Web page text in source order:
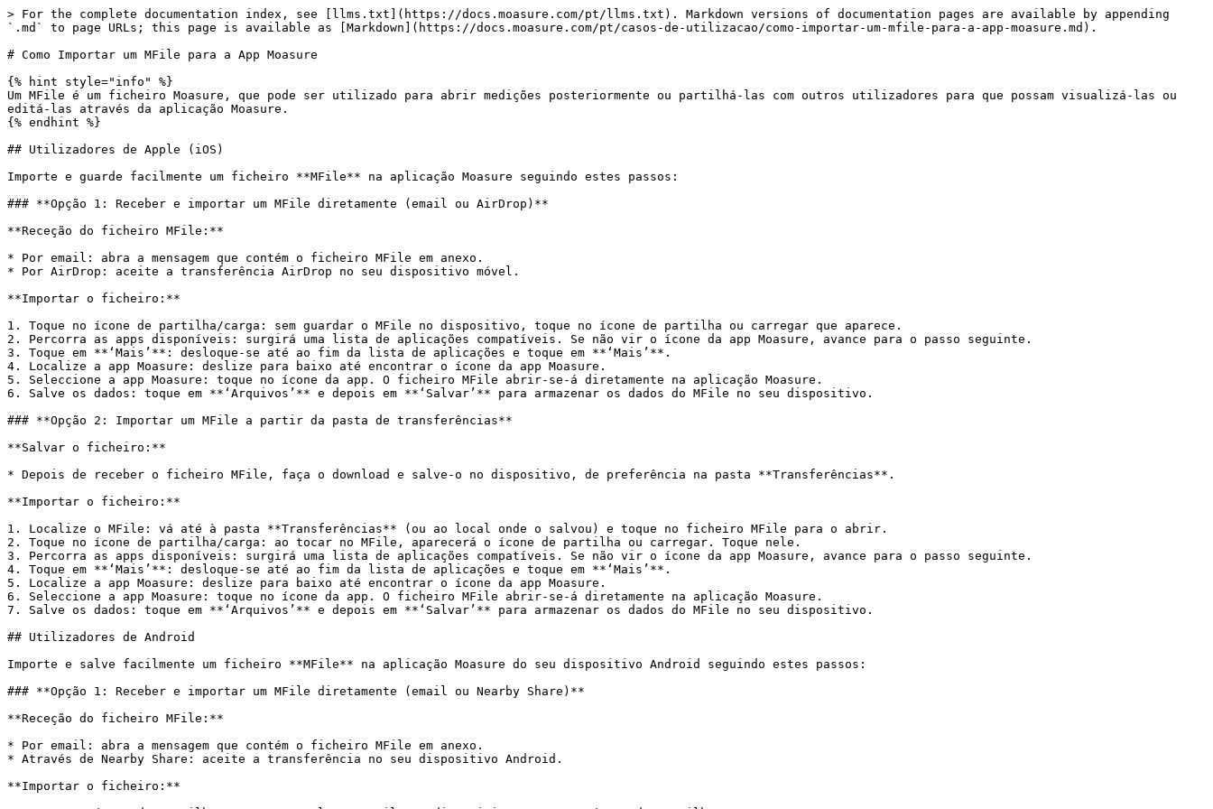
> For the complete documentation index, see [llms.txt](https://docs.moasure.com/pt/llms.txt). Markdown versions of documentation pages are available by appending
`.md` to page URLs; this page is available as [Markdown](https://docs.moasure.com/pt/casos-de-utilizacao/como-importar-um-mfile-para-a-app-moasure.md).
# Como Importar um MFile para a App Moasure
{% hint style="info" %}
Um MFile é um ficheiro Moasure, que pode ser utilizado para abrir medições posteriormente ou partilhá-las com outros utilizadores para que possam visualizá-las ou
editá-las através da aplicação Moasure.
{% endhint %}
## Utilizadores de Apple (iOS)
Importe e guarde facilmente um ficheiro **MFile** na aplicação Moasure seguindo estes passos:
### **Opção 1: Receber e importar um MFile diretamente (email ou AirDrop)**
**Receção do ficheiro MFile:**
* Por email: abra a mensagem que contém o ficheiro MFile em anexo.
* Por AirDrop: aceite a transferência AirDrop no seu dispositivo móvel.
**Importar o ficheiro:**
1. Toque no ícone de partilha/carga: sem guardar o MFile no dispositivo, toque no ícone de partilha ou carregar que aparece.
2. Percorra as apps disponíveis: surgirá uma lista de aplicações compatíveis. Se não vir o ícone da app Moasure, avance para o passo seguinte.
3. Toque em **‘Mais’**: desloque-se até ao fim da lista de aplicações e toque em **‘Mais’**.
4. Localize a app Moasure: deslize para baixo até encontrar o ícone da app Moasure.
5. Seleccione a app Moasure: toque no ícone da app. O ficheiro MFile abrir-se-á diretamente na aplicação Moasure.
6. Salve os dados: toque em **‘Arquivos’** e depois em **‘Salvar’** para armazenar os dados do MFile no seu dispositivo.
### **Opção 2: Importar um MFile a partir da pasta de transferências**
**Salvar o ficheiro:**
* Depois de receber o ficheiro MFile, faça o download e salve-o no dispositivo, de preferência na pasta **Transferências**.
**Importar o ficheiro:**
1. Localize o MFile: vá até à pasta **Transferências** (ou ao local onde o salvou) e toque no ficheiro MFile para o abrir.
2. Toque no ícone de partilha/carga: ao tocar no MFile, aparecerá o ícone de partilha ou carregar. Toque nele.
3. Percorra as apps disponíveis: surgirá uma lista de aplicações compatíveis. Se não vir o ícone da app Moasure, avance para o passo seguinte.
4. Toque em **‘Mais’**: desloque-se até ao fim da lista de aplicações e toque em **‘Mais’**.
5. Localize a app Moasure: deslize para baixo até encontrar o ícone da app Moasure.
6. Seleccione a app Moasure: toque no ícone da app. O ficheiro MFile abrir-se-á diretamente na aplicação Moasure.
7. Salve os dados: toque em **‘Arquivos’** e depois em **‘Salvar’** para armazenar os dados do MFile no seu dispositivo.
## Utilizadores de Android
Importe e salve facilmente um ficheiro **MFile** na aplicação Moasure do seu dispositivo Android seguindo estes passos:
### **Opção 1: Receber e importar um MFile diretamente (email ou Nearby Share)**
**Receção do ficheiro MFile:**
* Por email: abra a mensagem que contém o ficheiro MFile em anexo.
* Através de Nearby Share: aceite a transferência no seu dispositivo Android.
**Importar o ficheiro:**